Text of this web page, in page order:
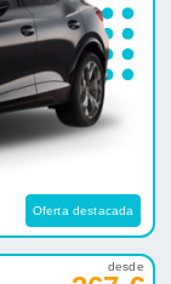
Oferta destacada
desde